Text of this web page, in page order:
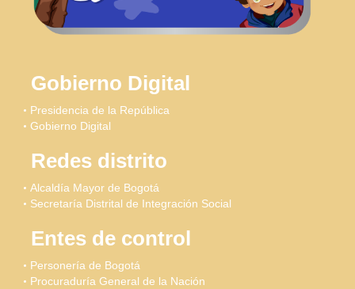
Gobierno Digital
Presidencia de la República
Gobierno Digital
Redes distrito
Alcaldía Mayor de Bogotá
Secretaría Distrital de Integración Social
Entes de control
Personería de Bogotá
Procuraduría General de la Nación